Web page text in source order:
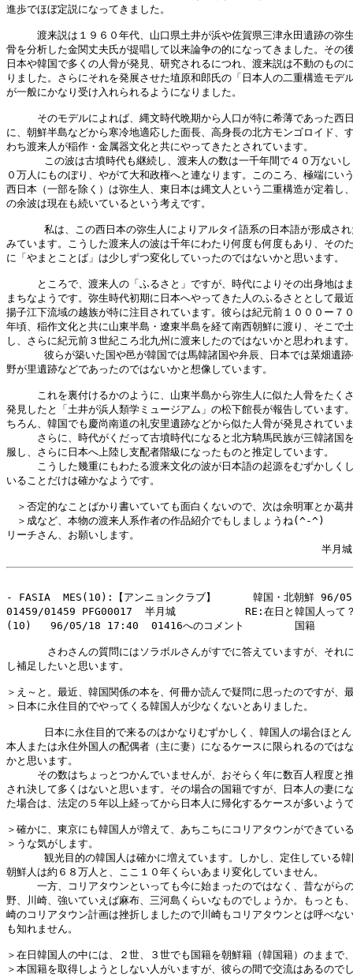
進歩でほぼ定説になってきました。
渡来説は１９６０年代、山口県土井が浜や佐賀県三津永田遺跡の弥
骨を分析した金関丈夫氏が提唱して以来論争の的になってきました。その
日本や韓国で多くの人骨が発見、研究されるにつれ、渡来説は不動のもの
りました。さらにそれを発展させた埴原和郎氏の「日本人の二重構造モデ
が一般にかなり受け入れられるようになりました。
そのモデルによれば、縄文時代晩期から人口が特に希薄であった西
に、朝鮮半島などから寒冷地適応した面長、高身長の北方モンゴロイド、
わち渡来人が稲作・金属器文化と共にやってきたとされています。
この波は古墳時代も継続し、渡来人の数は一千年間で４０万ない
０万人にものぼり、やがて大和政権へと連なります。このころ、極端にい
西日本（一部を除く）は弥生人、東日本は縄文人という二重構造が定着し
の余波は現在も続いているという考えです。
私は、この西日本の弥生人によりアルタイ語系の日本語が形成さ
みています。こうした渡来人の波は千年にわたり何度も何度もあり、その
に「やまとことば」は少しずつ変化していったのではないかと思います。
ところで、渡来人の「ふるさと」ですが、時代によりその出身地は
まちなようです。弥生時代初期に日本へやってきた人のふるさととして最
揚子江下流域の越族が特に注目されています。彼らは紀元前１０００ー７
年頃、稲作文化と共に山東半島・遼東半島を経て南西朝鮮に渡り、そこで
し、さらに紀元前３世紀ころ北九州に渡来したのではないかと思われます
彼らが築いた国や邑が韓国では馬韓諸国や弁辰、日本では菜畑遺
野が里遺跡などであったのではないかと想像しています。
これを裏付けるかのように、山東半島から弥生人に似た人骨をたく
発見したと「土井が浜人類学ミュージアム」の松下館長が報告しています
ちろん、韓国でも慶尚南道の礼安里遺跡などから似た人骨が発見されてい
さらに、時代がくだって古墳時代になると北方騎馬民族が三韓諸国
服し、さらに日本へ上陸し支配者階級になったものと推定しています。
こうした幾重にもわたる渡来文化の波が日本語の起源をむずかしく
いることだけは確かなようです。
＞否定的なことばかり書いていても面白くないので、次は余明軍とか葛
＞成など、本物の渡来人系作者の作品紹介でもしましょうね(^-^)
リーチさん、お願いします。
- FASIA  MES(10):【アンニョンクラブ】　　　 韓国・北朝鮮 96/
01459/01459 PFG00017  半月城           RE:在日と韓国人って
(10)   96/05/18 17:40  01416へのコメント        国籍
さわさんの質問にはソラボルさんがすでに答えていますが、それ
し補足したいと思います。
＞え～と。最近、韓国関係の本を、何冊か読んで疑問に思ったのですが、
＞日本に永住目的でやってくる韓国人が少なくないとありました。
日本に永住目的で来るのはかなりむずかしく、韓国人の場合ほと
本人または永住外国人の配偶者（主に妻）になるケースに限られるのでは
かと思います。
その数はちょっとつかんでいませんが、おそらく年に数百人程度と
され決して多くはないと思います。その場合の国籍ですが、日本人の妻に
た場合は、法定の５年以上経ってから日本人に帰化するケースが多いよう
＞確かに、東京にも韓国人が増えて、あちこちにコリアタウンができてい
＞うな気がします。
観光目的の韓国人は確かに増えています。しかし、定住している
朝鮮人は約６８万人と、ここ１０年くらいあまり変化していません。
一方、コリアタウンといっても今に始まったのではなく、昔ながら
野、川崎、強いていえば麻布、三河島くらいなものでしょうか。もっとも
崎のコリアタウン計画は挫折しましたので川崎もコリアタウンとは呼べな
も知れません。
＞在日韓国人の中には、２世、３世でも国籍を朝鮮籍（韓国籍）のままで
＞本国籍を取得しようとしない人がいますが、彼らの間で交流はあるので